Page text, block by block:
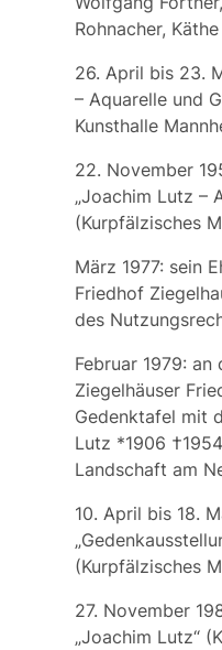
Rohnacher,
26. April bis 23.
– Aquarelle und
Kunsthalle
22. November
„Joachim Lutz –
(Kurpfälzisches
März 1977: sein
Friedhof
des
Februar 1979:
Ziegelhäuser
Gedenktafel mit
Lutz *1906
Landschaft am
10. April bis 18.
(Kurpfälzisches
27. November
„Joachim Lutz“